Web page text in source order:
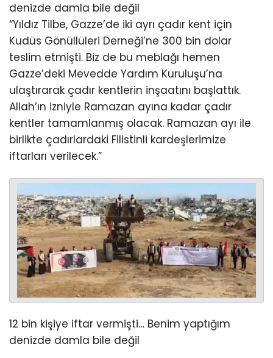
denizde damla bile değil
“Yıldız Tilbe, Gazze’de iki ayrı çadır kent için
Kudüs Gönüllüleri Derneği’ne 300 bin dolar
teslim etmişti. Biz de bu meblağı hemen
Gazze’deki Mevedde Yardım Kuruluşu’na
ulaştırarak çadır kentlerin inşaatını başlattık.
Allah’ın izniyle Ramazan ayına kadar çadır
kentler tamamlanmış olacak. Ramazan ayı ile
birlikte çadırlardaki Filistinli kardeşlerimize
iftarları verilecek.”
12 bin kişiye iftar vermişti… Benim yaptığım
denizde damla bile değil